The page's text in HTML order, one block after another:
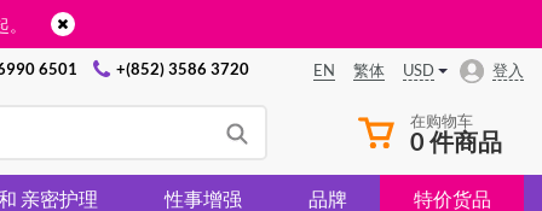
。
6501 +(852) 3586 3720 EN 繁体 USD 登入
在购物车
0 件商品
亲密护理 性事增强 品牌 特价货品